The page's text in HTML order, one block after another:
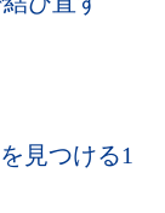
見つける1